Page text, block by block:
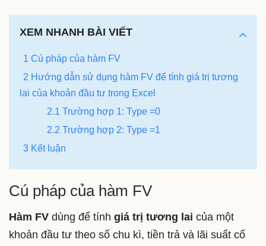
XEM NHANH BÀI VIẾT
1 Cú pháp của hàm FV
2 Hướng dẫn sử dụng hàm FV để tính giá trị tương
lai của khoản đầu tư trong Excel
2.1 Trường hợp 1: Type =0
2.2 Trường hợp 2: Type =1
3 Kết luận
Cú pháp của hàm FV
Hàm FV dùng để tính giá trị tương lai của một
khoản đầu tư theo số chu kì, tiền trả và lãi suất cố